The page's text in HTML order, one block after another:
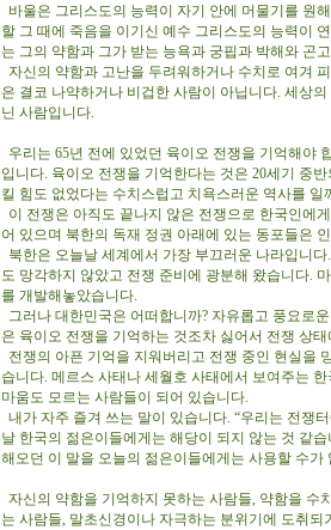
바울은 그리스도의 능력이 자기 안에 머물기를 원
할 그 때에 죽음을 이기신 예수 그리스도의 능력이
는 그의 약함과 그가 받는 능욕과 궁핍과 박해와 곤
자신의 약함과 고난을 두려워하거나 수치로 여겨
은 결코 나약하거나 비겁한 사람이 아닙니다. 세상
닌 사람입니다.
우리는 65년 전에 있었던 육이오 전쟁을 기억해야
입니다. 육이오 전쟁을 기억한다는 것은 20세기 중
킬 힘도 없었다는 수치스럽고 치욕스러운 역사를
이 전쟁은 아직도 끝나지 않은 전쟁으로 한국인에
어 있으며 북한의 독재 정권 아래에 있는 동포들은
북한은 오늘날 세계에서 가장 부끄러운 나라입니
도 망각하지 않았고 전쟁 준비에 광분해 왔습니다.
를 개발해놓았습니다.
그러나 대한민국은 어떠합니까? 자유롭고 풍요로
은 육이오 전쟁을 기억하는 것조차 싫어서 전쟁 상
전쟁의 아픈 기억을 지워버리고 전쟁 중인 현실을
습니다. 메르스 사태나 세월호 사태에서 보여주는
마움도 모르는 사람들이 되어 있습니다.
내가 자주 즐겨 쓰는 말이 있습니다. “우리는 전쟁
날 한국의 젊은이들에게는 해당이 되지 않는 것 같
해오던 이 말을 오늘의 젊은이들에게는 사용할 수
자신의 약함을 기억하지 못하는 사람들, 약함을 수
는 사람들, 말초신경이나 자극하는 분위기에 도취